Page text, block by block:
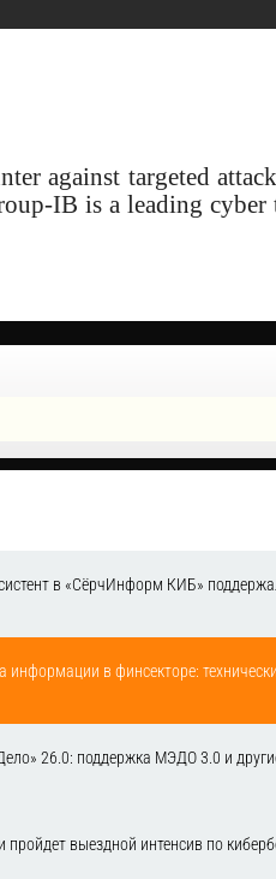
against targeted
IB is a leading cyber
в «СёрчИнформ КИБ»
информации в финсекторе:
26.0: поддержка МЭДО 3.0 и
пройдет выездной интенсив по